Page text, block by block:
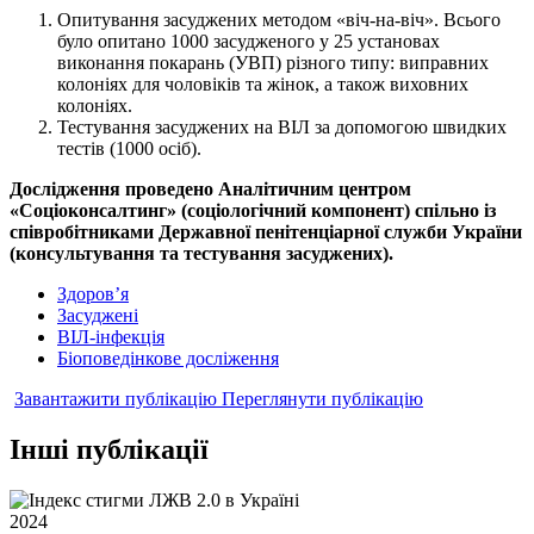
Опитування засуджених методом «віч-на-віч». Всього
було опитано 1000 засудженого у 25 установах
виконання покарань (УВП) різного типу: виправних
колоніях для чоловіків та жінок, а також виховних
колоніях.
Тестування засуджених на ВІЛ за допомогою швидких
тестів (1000 осіб).
Дослідження проведено Аналітичним центром
«Соціоконсалтинг» (соціологічний компонент) спільно із
співробітниками Державної пенітенціарної служби України
(консультування та тестування засуджених).
Здоров’я
Засуджені
ВІЛ-інфекція
Біоповедінкове досліження
Завантажити публікацію Переглянути публікацію
Інші публікації
2024